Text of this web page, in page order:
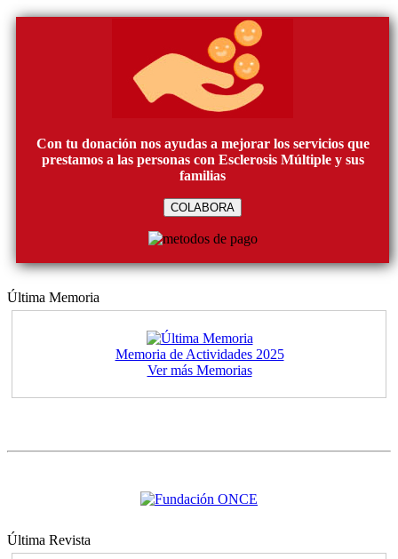
Con tu donación nos ayudas a mejorar los servicios que
prestamos a las personas con Esclerosis Múltiple y sus
familias
COLABORA
Última Memoria
Memoria de Actividades 2025
Ver más Memorias
Última Revista